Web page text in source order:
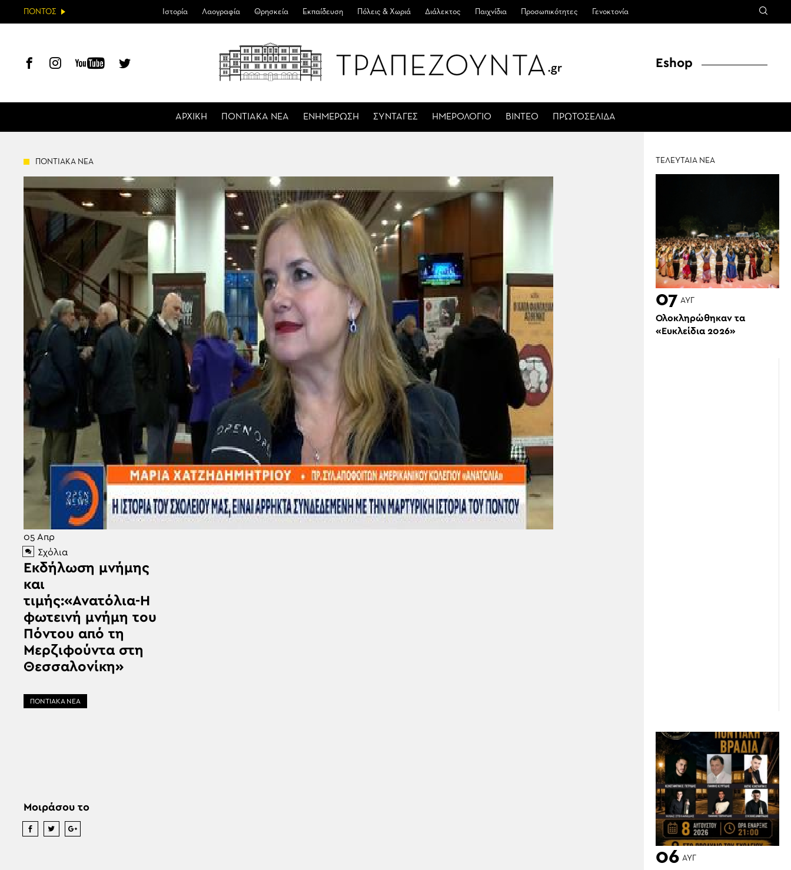
ΠΟΝΤΟΣ Ιστορία Λαογραφία Θρησκεία Εκπαίδευση Πόλεις & Χωριά Διάλεκτος Παιχνίδια Προσωπικότητες Γενοκτονία
ΑΡΧΙΚΗ ΠΟΝΤΙΑΚΑ ΝΕΑ ΕΝΗΜΕΡΩΣΗ ΣΥΝΤΑΓΕΣ ΗΜΕΡΟΛΟΓΙΟ ΒΙΝΤΕΟ ΠΡΩΤΟΣΕΛΙΔΑ
Eshop
ΠΟΝΤΙΑΚΑ ΝΕΑ
05 Απρ
Σχόλια
Εκδήλωση μνήμης
και
τιμής:«Ανατόλια-Η
φωτεινή μνήμη του
Πόντου από τη
Μερζιφούντα στη
Θεσσαλονίκη»
ΠΟΝΤΙΑΚΑ ΝΕΑ
Μοιράσου το
ΤΕΛΕΥΤΑΙΑ ΝΕΑ
07 ΑΥΓ
Ολοκληρώθηκαν τα
«Ευκλείδια 2026»
06 ΑΥΓ